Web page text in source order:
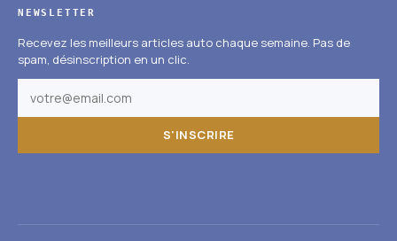
NEWSLETTER
Recevez les meilleurs articles auto chaque semaine. Pas de
spam, désinscription en un clic.
S'INSCRIRE